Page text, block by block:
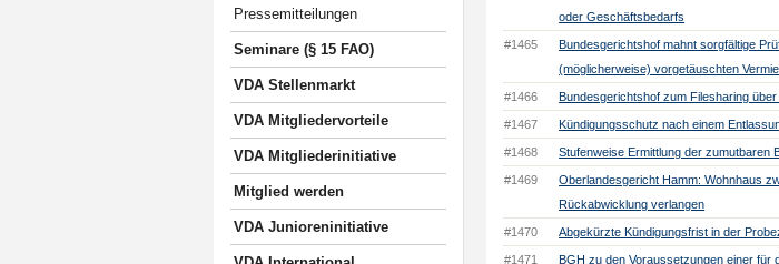
Pressemitteilungen
Seminare (§ 15 FAO)
VDA Stellenmarkt
VDA Mitgliedervorteile
VDA Mitgliederinitiative
Mitglied werden
VDA Junioreninitiative
oder Geschäftsbedarfs
#1465
Bundesgerichtshof mahnt sorgfältige
(möglicherweise) vorgetäuschten
#1466 Bundesgerichtshof zum Filesharing
#1467 Kündigungsschutz nach einem
#1468 Stufenweise Ermittlung der zumutbaren
#1469
Oberlandesgericht Hamm: Wohnhaus
Rückabwicklung verlangen
#1470 Abgekürzte Kündigungsfrist in der
#1471
BGH zu den Voraussetzungen einer für